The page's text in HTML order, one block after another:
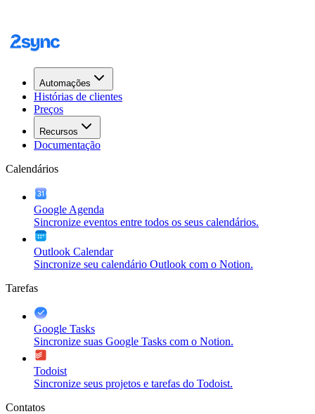
Automações
Histórias de clientes
Preços
Recursos
Documentação
Calendários
Google Agenda
Sincronize eventos entre todos os seus calendários.
Outlook Calendar
Sincronize seu calendário Outlook com o Notion.
Tarefas
Google Tasks
Sincronize suas Google Tasks com o Notion.
Todoist
Sincronize seus projetos e tarefas do Todoist.
Contatos